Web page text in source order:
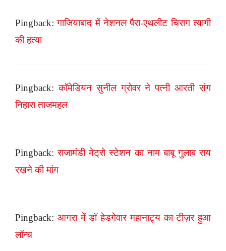
Pingback:गाजियाबाद में नेशनल पैरा-एथलीट चिराग त्यागी
की हत्या
Pingback:कॉमेडियन सुनील ग्रोवर ने पत्नी आरती संग
निहारा ताजमहल
Pingback:राजामंडी मेट्रो स्टेशन का नाम बाबू गुलाब राय
रखने की मांग
Pingback: आगरा में डॉ हेडगेवार महानाट्य का टीज़र हुआ
लॉन्च